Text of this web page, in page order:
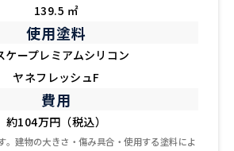
139.5 ㎡
使用塗料
ケープレミアムシリコン
ヤネフレッシュF
費用
約104万円（税込）
建物の大きさ・傷み具合・使用する塗料によ